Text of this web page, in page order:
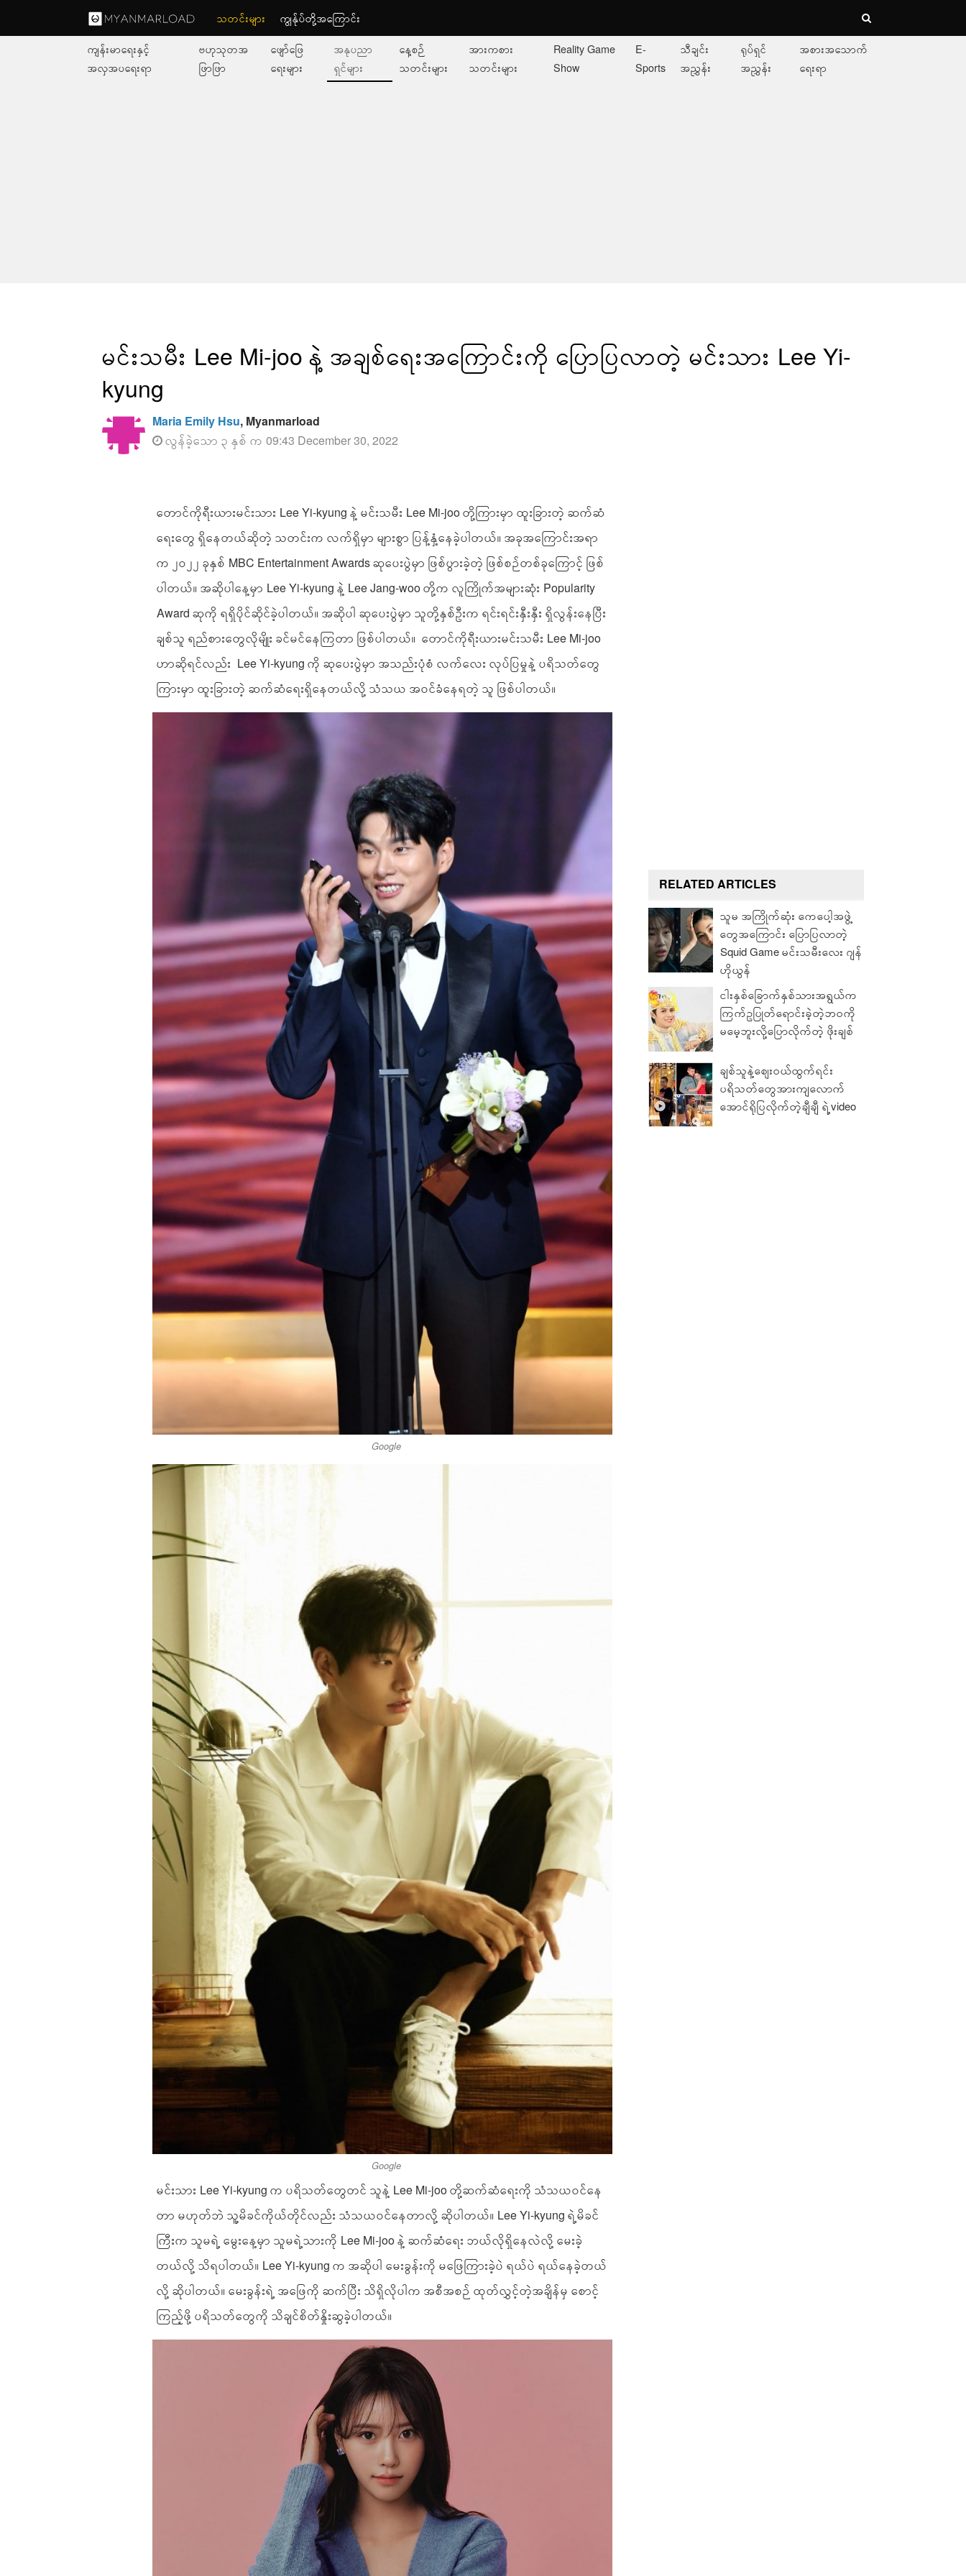
သတင်းများ ကျွနု်ပ်တို့အကြောင်း
ကျန်းမာရေးနှင့်
အလှအပရေးရာ
ဗဟုသုတအ
ဖြာဖြာ
ဖျော်ဖြေ
ရေးများ
အနုပညာ
ရှင်များ
နေ့စဉ်
သတင်းများ
အားကစား
သတင်းများ
Reality Game
Show
E-
Sports
သီချင်း
အညွှန်း
ရုပ်ရှင်
အညွှန်း
အစားအသောက်
ရေးရာ
မင်းသမီး Lee Mi-joo နဲ့ အချစ်ရေးအကြောင်းကို ပြောပြလာတဲ့ မင်းသား Lee Yi-
kyung
Maria Emily Hsu, Myanmarload
လွန်ခဲ့သော ၃ နှစ် က 09:43 December 30, 2022
တောင်ကိုရီးယားမင်းသား Lee Yi-kyung နဲ့ မင်းသမီး Lee Mi-joo တို့ကြားမှာ ထူးခြားတဲ့ ဆက်ဆံ
ရေးတွေ ရှိနေတယ်ဆိုတဲ့ သတင်းက လက်ရှိမှာ များစွာ ပြန့်နှံ့နေခဲ့ပါတယ်။ အခုအကြောင်းအရာ
က ၂၀၂၂ ခုနှစ် MBC Entertainment Awards ဆုပေးပွဲမှာ ဖြစ်ပွားခဲ့တဲ့ ဖြစ်စဉ်တစ်ခုကြောင့် ဖြစ်
ပါတယ်။ အဆိုပါနေ့မှာ Lee Yi-kyung နဲ့ Lee Jang-woo တို့က လူကြိုက်အများဆုံး Popularity
Award ဆုကို ရရှိပိုင်ဆိုင်ခဲ့ပါတယ်။ အဆိုပါ ဆုပေးပွဲမှာ သူတို့နှစ်ဦးက ရင်းရင်းနှီးနှီး ရှိလွန်းနေပြီး
ချစ်သူ ရည်စားတွေလိုမျိုး ခင်မင်နေကြတာ ဖြစ်ပါတယ်။ တောင်ကိုရီးယားမင်းသမီး Lee Mi-joo
ဟာဆိုရင်လည်း Lee Yi-kyung ကို ဆုပေးပွဲမှာ အသည်းပုံစံ လက်လေး လုပ်ပြမှုနဲ့ ပရိသတ်တွေ
ကြားမှာ ထူးခြားတဲ့ ဆက်ဆံရေးရှိနေတယ်လို့ သံသယ အဝင်ခံနေရတဲ့ သူ ဖြစ်ပါတယ်။
Google
Google
မင်းသား Lee Yi-kyung က ပရိသတ်တွေတင် သူနဲ့ Lee Mi-joo တို့ဆက်ဆံရေးကို သံသယဝင်နေ
တာ မဟုတ်ဘဲ သူ့မိခင်ကိုယ်တိုင်လည်း သံသယဝင်နေတာလို့ ဆိုပါတယ်။ Lee Yi-kyung ရဲ့မိခင်
ကြီးက သူမရဲ့ မွေးနေ့မှာ သူမရဲ့သားကို Lee Mi-joo နဲ့ ဆက်ဆံရေး ဘယ်လိုရှိနေလဲလို့ မေးခဲ့
တယ်လို့ သိရပါတယ်။ Lee Yi-kyung က အဆိုပါ မေးခွန်းကို မဖြေကြားခဲ့ပဲ ရယ်ပဲ ရယ်နေခဲ့တယ်
လို့ ဆိုပါတယ်။ မေးခွန်းရဲ့ အဖြေကို ဆက်ပြီး သိရှိလိုပါက အစီအစဉ် ထုတ်လွှင့်တဲ့အချိန်မှ စောင့်
ကြည့်ဖို့ ပရိသတ်တွေကို သိချင်စိတ်နှိုးဆွခဲ့ပါတယ်။
RELATED ARTICLES
သူမ အကြိုက်ဆုံး ကေပေါ့အဖွဲ့
တွေအကြောင်း ပြောပြလာတဲ့
Squid Game မင်းသမီးလေး ဂျန်
ဟိုယွန်
ငါးနှစ်ခြောက်နှစ်သားအရွယ်က
ကြက်ဥပြုတ်ရောင်းခဲ့တဲ့ဘဝကို
မမေ့ဘူးလို့ပြောလိုက်တဲ့ ဖိုးချစ်
ချစ်သူနဲ့ဈေးဝယ်ထွက်ရင်း
ပရိသတ်တွေအားကျလောက်
အောင်ရိုပြလိုက်တဲ့ချီချီ ရဲ့video